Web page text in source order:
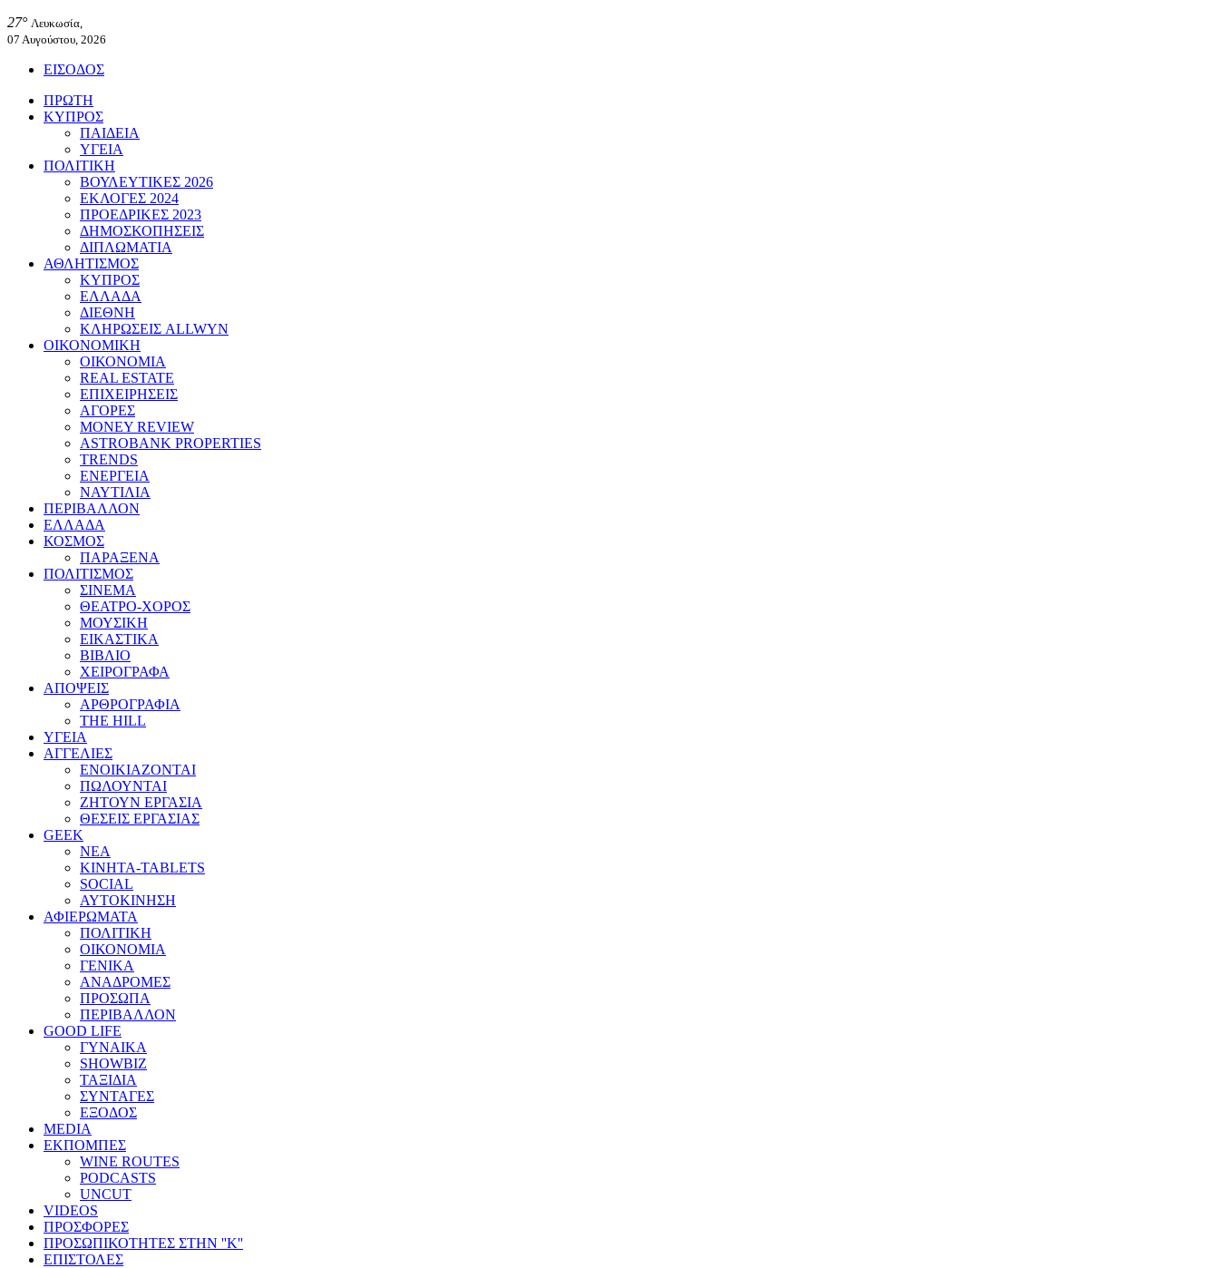
27° Λευκωσία,
07 Αυγούστου, 2026
ΕΙΣΟΔΟΣ
ΠΡΩΤΗ
ΚΥΠΡΟΣ
ΠΑΙΔΕΙΑ
ΥΓΕΙΑ
ΠΟΛΙΤΙΚΗ
ΒΟΥΛΕΥΤΙΚΕΣ 2026
ΕΚΛΟΓΕΣ 2024
ΠΡΟΕΔΡΙΚΕΣ 2023
ΔΗΜΟΣΚΟΠΗΣΕΙΣ
ΔΙΠΛΩΜΑΤΙΑ
ΑΘΛΗΤΙΣΜΟΣ
ΚΥΠΡΟΣ
ΕΛΛΑΔΑ
ΔΙΕΘΝΗ
ΚΛΗΡΩΣΕΙΣ ALLWYN
ΟΙΚΟΝΟΜΙΚΗ
ΟΙΚΟΝΟΜΙΑ
REAL ESTATE
ΕΠΙΧΕΙΡΗΣΕΙΣ
ΑΓΟΡΕΣ
MONEY REVIEW
ASTROBANK PROPERTIES
TRENDS
ΕΝΕΡΓΕΙΑ
ΝΑΥΤΙΛΙΑ
ΠΕΡΙΒΑΛΛΟΝ
ΕΛΛΑΔΑ
ΚΟΣΜΟΣ
ΠΑΡΑΞΕΝΑ
ΠΟΛΙΤΙΣΜΟΣ
ΣΙΝΕΜΑ
ΘΕΑΤΡΟ-ΧΟΡΟΣ
ΜΟΥΣΙΚΗ
ΕΙΚΑΣΤΙΚΑ
ΒΙΒΛΙΟ
ΧΕΙΡΟΓΡΑΦΑ
ΑΠΟΨΕΙΣ
ΑΡΘΡΟΓΡΑΦΙΑ
THE HILL
ΥΓΕΙΑ
ΑΓΓΕΛΙΕΣ
ΕΝΟΙΚΙΑΖΟΝΤΑΙ
ΠΩΛΟΥΝΤΑΙ
ΖΗΤΟΥΝ ΕΡΓΑΣΙΑ
ΘΕΣΕΙΣ ΕΡΓΑΣΙΑΣ
GEEK
ΝΕΑ
ΚΙΝΗΤΑ-TABLETS
SOCIAL
ΑΥΤΟΚΙΝΗΣΗ
ΑΦΙΕΡΩΜΑΤΑ
ΠΟΛΙΤΙΚΗ
ΟΙΚΟΝΟΜΙΑ
ΓΕΝΙΚΑ
ΑΝΑΔΡΟΜΕΣ
ΠΡΟΣΩΠΑ
ΠΕΡΙΒΑΛΛΟΝ
GOOD LIFE
ΓΥΝΑΙΚΑ
SHOWBIZ
ΤΑΞΙΔΙΑ
ΣΥΝΤΑΓΕΣ
ΕΞΟΔΟΣ
MEDIA
ΕΚΠΟΜΠΕΣ
WINE ROUTES
PODCASTS
UNCUT
VIDEOS
ΠΡΟΣΦΟΡΕΣ
ΠΡΟΣΩΠΙΚΟΤΗΤΕΣ ΣΤΗΝ ''Κ''
ΕΠΙΣΤΟΛΕΣ